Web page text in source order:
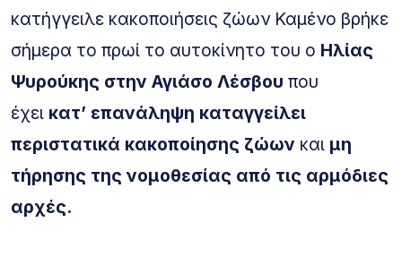
κατήγγειλε κακοποιήσεις ζώων Καμένο βρήκε
σήμερα το πρωί το αυτοκίνητο του ο Ηλίας
Ψυρούκης στην Αγιάσο Λέσβου που
έχει κατ’ επανάληψη καταγγείλει
περιστατικά κακοποίησης ζώων και μη
τήρησης της νομοθεσίας από τις αρμόδιες
αρχές.